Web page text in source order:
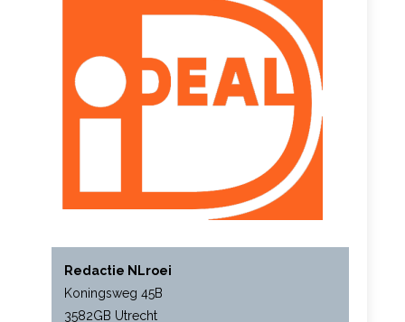
Redactie NLroei
Koningsweg 45B
3582GB Utrecht